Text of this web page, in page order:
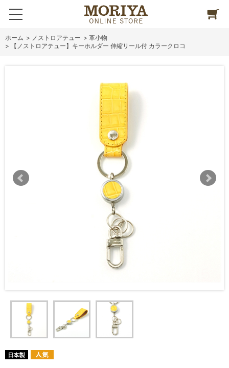
ホーム > ノストロアテュー > 革小物
>
【ノストロアテュー】キーホルダー 伸縮リール付 カラークロコ